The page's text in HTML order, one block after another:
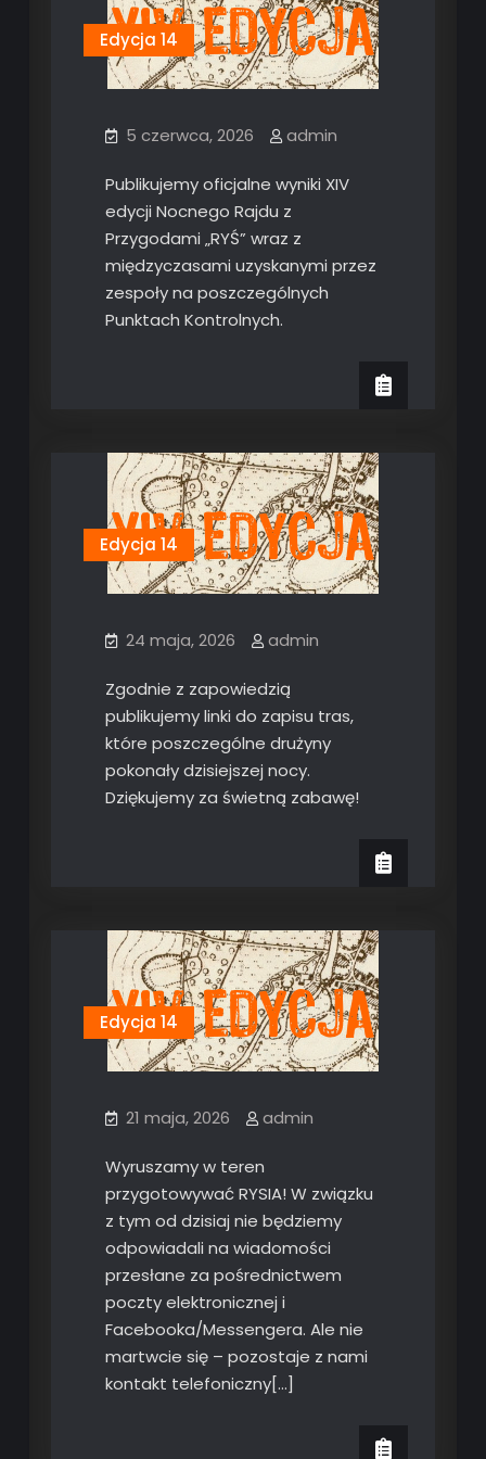
Edycja 14
5 czerwca, 2026 admin
Publikujemy oficjalne wyniki XIV
edycji Nocnego Rajdu z
Przygodami „RYŚ” wraz z
międzyczasami uzyskanymi przez
zespoły na poszczególnych
Punktach Kontrolnych.
Edycja 14
24 maja, 2026 admin
Zgodnie z zapowiedzią
publikujemy linki do zapisu tras,
które poszczególne drużyny
pokonały dzisiejszej nocy.
Dziękujemy za świetną zabawę!
Edycja 14
21 maja, 2026 admin
Wyruszamy w teren
przygotowywać RYSIA! W związku
z tym od dzisiaj nie będziemy
odpowiadali na wiadomości
przesłane za pośrednictwem
poczty elektronicznej i
Facebooka/Messengera. Ale nie
martwcie się – pozostaje z nami
kontakt telefoniczny[…]